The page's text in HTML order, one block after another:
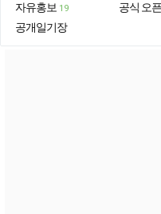
자유홍보 19
공개일기장
공식 오